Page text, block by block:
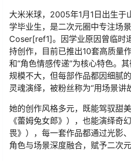
大米米球，2005年1月1日出生于
学毕业生，是二次元圈中专注场
Coser[ref1]。因学业原因曾临时
持创作，目前已推出10套高质量
和“角色情感传递”为核心特色。
规模不大，但每部作品都因细腻
灵魂演绎，被粉丝称为“用场景讲
她的创作风格多元，既能驾驭甜
《蕾姆兔女郎》），也能演绎奇
畏》），每一套作品都通过光影
角色与场景深度融合，赋予二次